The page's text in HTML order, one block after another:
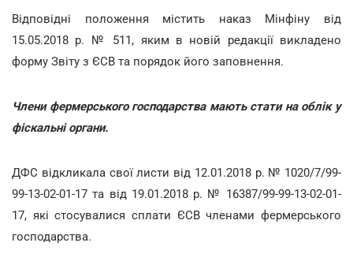
Відповідні положення містить наказ Мінфіну від
15.05.2018 р. № 511, яким в новій редакції викладено
форму Звіту з ЄСВ та порядок його заповнення.
Члени фермерського господарства мають стати на облік у
фіскальні органи.
ДФС відкликала свої листи від 12.01.2018 р. № 1020/7/99-
99-13-02-01-17 та від 19.01.2018 р. № 16387/99-99-13-02-01-
17, які стосувалися сплати ЄСВ членами фермерського
господарства.